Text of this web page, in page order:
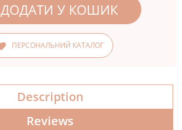
ДОДАТИ У КОШИК
ПЕРСОНАЛЬНИЙ КАТАЛОГ
Description
Reviews